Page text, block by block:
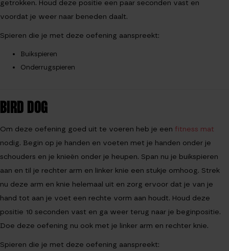
getrokken. Houd deze positie een paar seconden vast en
voordat je weer naar beneden daalt.
Spieren die je met deze oefening aanspreekt:
Buikspieren
Onderrugspieren
BIRD DOG
Om deze oefening goed uit te voeren heb je een fitness mat
nodig. Begin op je handen en voeten met je handen onder je
schouders en je knieën onder je heupen. Span nu je buikspieren
aan en til je rechter arm en linker knie een stukje omhoog. Strek
nu deze arm en knie helemaal uit en zorg ervoor dat je van je
hand tot aan je voet een rechte vorm aan houdt. Houd deze
positie 10 seconden vast en ga weer terug naar je beginpositie.
Doe deze oefening nu ook met je linker arm en rechter knie.
Spieren die je met deze oefening aanspreekt: